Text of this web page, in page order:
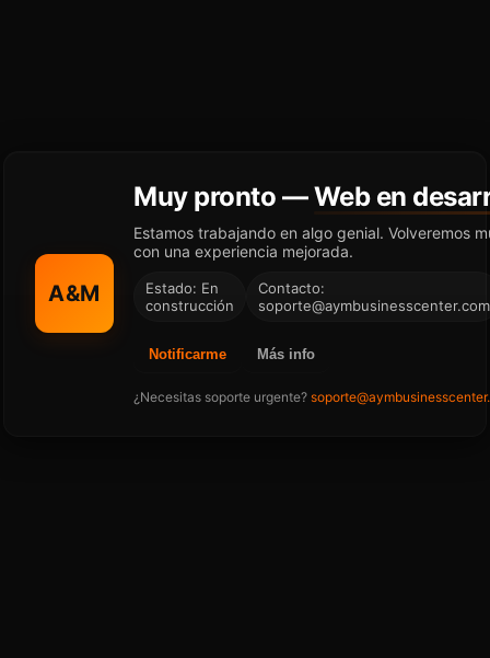
A&M
Muy pronto —Web en
Estamos trabajando en algo genial. Volveremos
con una experiencia mejorada.
Estado: En
construcción
Contacto:
soporte@aymbusinesscenter.com
Notificarme Más info
¿Necesitas soporte urgente?